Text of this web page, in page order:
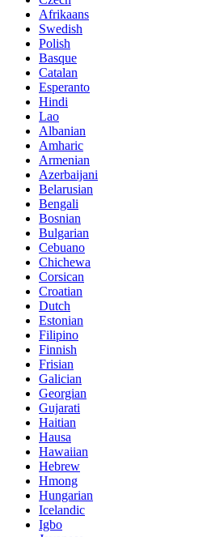
Afrikaans
Swedish
Polish
Basque
Catalan
Esperanto
Hindi
Lao
Albanian
Amharic
Armenian
Azerbaijani
Belarusian
Bengali
Bosnian
Bulgarian
Cebuano
Chichewa
Corsican
Croatian
Dutch
Estonian
Filipino
Finnish
Frisian
Galician
Georgian
Gujarati
Haitian
Hausa
Hawaiian
Hebrew
Hmong
Hungarian
Icelandic
Igbo